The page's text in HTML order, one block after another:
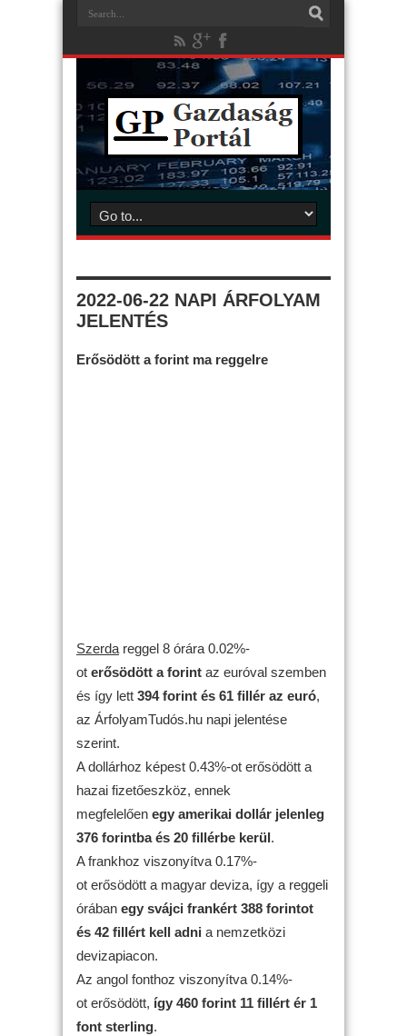
2022-06-22 NAPI ÁRFOLYAM
JELENTÉS
Erősödött a forint ma reggelre
Szerda reggel 8 órára 0.02%-
ot erősödött a forint az euróval szemben
és így lett 394 forint és 61 fillér az euró,
az ÁrfolyamTudós.hu napi jelentése
szerint.
A dollárhoz képest 0.43%-ot erősödött a
hazai fizetőeszköz, ennek
megfelelően egy amerikai dollár jelenleg
376 forintba és 20 fillérbe kerül.
A frankhoz viszonyítva 0.17%-
ot erősödött a magyar deviza, így a reggeli
órában egy svájci frankért 388 forintot
és 42 fillért kell adni a nemzetközi
devizapiacon.
Az angol fonthoz viszonyítva 0.14%-
ot erősödött, így 460 forint 11 fillért ér 1
font sterling.